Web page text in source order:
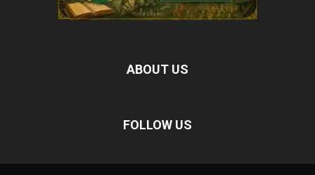
ABOUT US
FOLLOW US